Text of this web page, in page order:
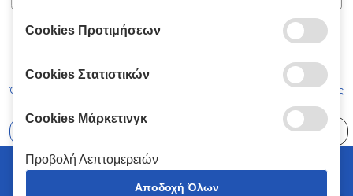
ΧΑΛΚΙΑΔΑΚΗΣ Α.Ε.
Όροι και Προϋποθέσεις Κώδικας Δεοντολογίας
© 2026 Χαλκιαδάκης all rights reserved
Cookies Προτιμήσεων
Cookies Στατιστικών
Cookies Μάρκετινγκ
Προβολή Λεπτομερειών
Αποδοχή Όλων